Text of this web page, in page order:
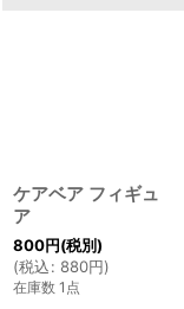
ケアベア フィギュ
ア
800円(税別)
(税込: 880円)
在庫数 1点